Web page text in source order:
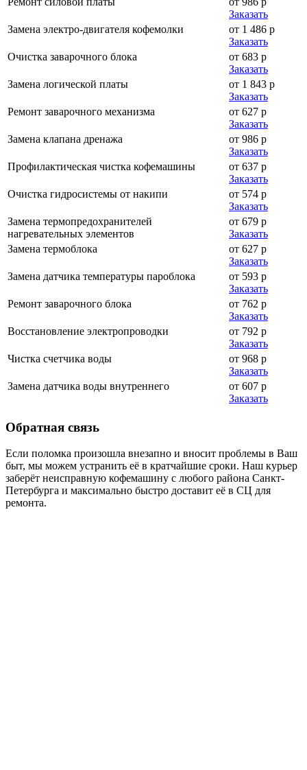
Заказать
Замена электро-двигателя кофемолки
от 1 486 р
Заказать
Очистка заварочного блока
от 683 р
Заказать
Замена логической платы
от 1 843 р
Заказать
Ремонт заварочного механизма
от 627 р
Заказать
Замена клапана дренажа
от 986 р
Заказать
Профилактическая чистка кофемашины
от 637 р
Заказать
Очистка гидросистемы от накипи
от 574 р
Заказать
Замена термопредохранителей
нагревательных элементов
от 679 р
Заказать
Замена термоблока
от 627 р
Заказать
Замена датчика температуры пароблока
от 593 р
Заказать
Ремонт заварочного блока
от 762 р
Заказать
Восстановление электропроводки
от 792 р
Заказать
Чистка счетчика воды
от 968 р
Заказать
Замена датчика воды внутреннего
от 607 р
Заказать
Обратная связь
Если поломка произошла внезапно и вносит проблемы в Ваш
быт, мы можем устранить её в кратчайшие сроки. Наш курьер
заберёт неисправную кофемашину с любого района Санкт-
Петербурга и максимально быстро доставит её в СЦ для
ремонта.